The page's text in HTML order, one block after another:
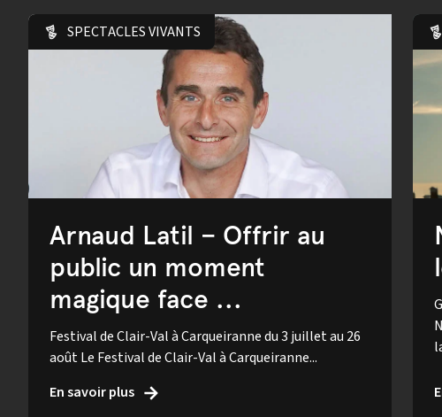
SPECTACLES VIVANTS
Arnaud Latil – Offrir au
public un moment
magique face ...
Festival de Clair-Val à Carqueiranne du 3 juillet au 26
août Le Festival de Clair-Val à Carqueiranne...
En savoir plus